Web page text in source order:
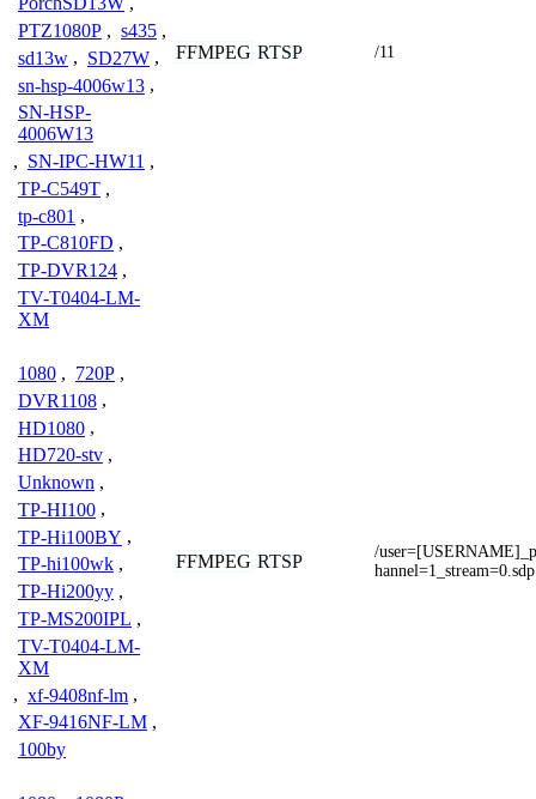
PTZ1080P , s435 ,
sd13w , SD27W ,
sn-hsp-4006w13 ,
SN-HSP-
4006W13
, SN-IPC-HW11 ,
TP-C549T ,
tp-c801 ,
TP-C810FD ,
TP-DVR124 ,
TV-T0404-LM-
XM
FFMPEG RTSP /11
1080 , 720P ,
DVR1108 ,
HD1080 ,
HD720-stv ,
Unknown ,
TP-HI100 ,
TP-Hi100BY ,
TP-hi100wk ,
TP-Hi200yy ,
TP-MS200IPL ,
TV-T0404-LM-
XM
, xf-9408nf-lm ,
XF-9416NF-LM ,
100by
FFMPEG RTSP
/
hannel=1_stream=0.sdp